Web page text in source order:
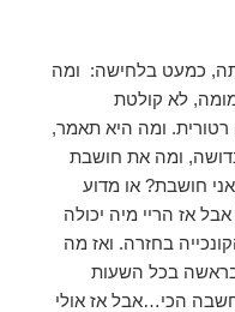
כמעט בלחישה: ומה
לא קולטת
ומה היא תאמר,
ומה את חושבת
חושבת? או מדוע
אז הריי מיה יכולה
בחזרה. ואז מה
בכל השעות
הכי…אבל אז אולי